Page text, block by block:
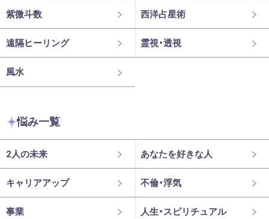
紫微斗数 西洋占星術
遠隔ヒーリング 霊視・透視
風水
悩み一覧
2人の未来 あなたを好きな人
キャリアアップ 不倫・浮気
事業 人生・スピリチュアル